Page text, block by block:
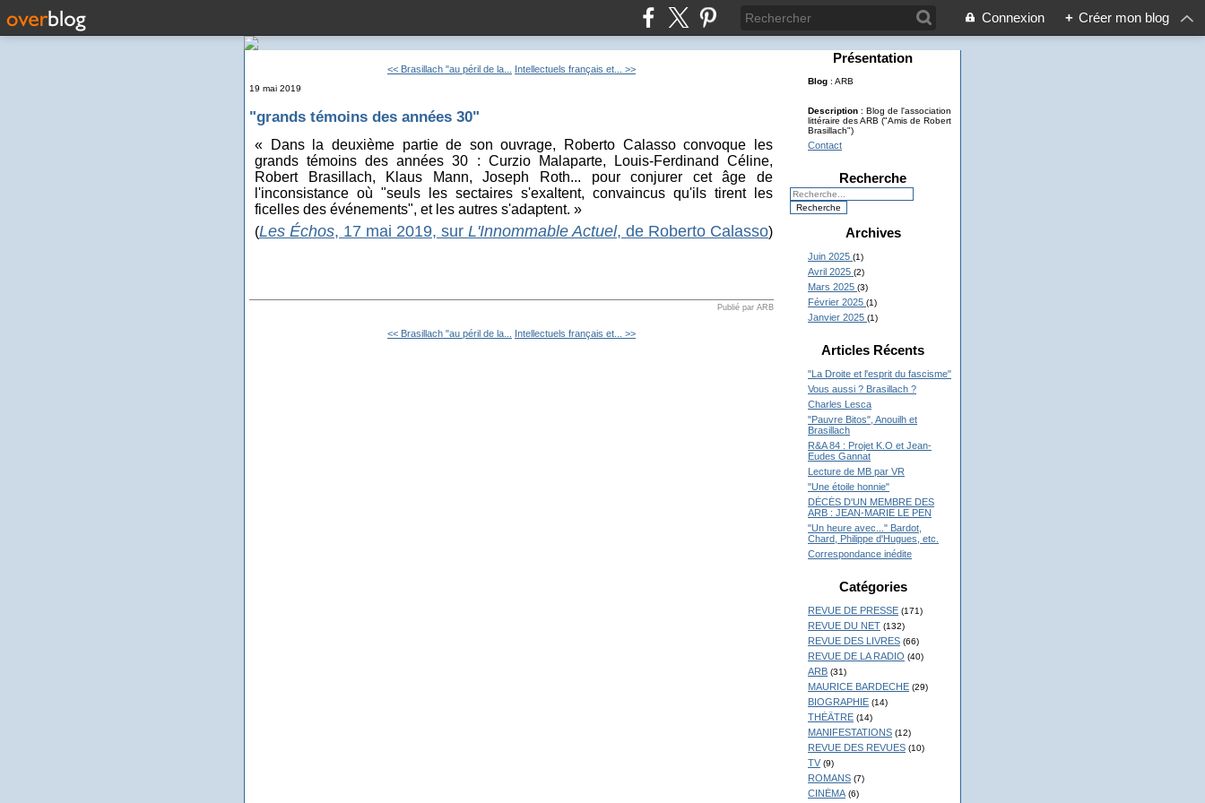
Connexion + Créer mon blog
<< Brasillach "au péril de la... Intellectuels français et... >>
19 mai 2019
"grands témoins des années 30"
« Dans la deuxième partie de son ouvrage, Roberto Calasso convoque les
grands témoins des années 30 : Curzio Malaparte, Louis-Ferdinand Céline,
Robert Brasillach, Klaus Mann, Joseph Roth... pour conjurer cet âge de
l'inconsistance où "seuls les sectaires s'exaltent, convaincus qu'ils tirent les
ficelles des événements", et les autres s'adaptent. »
(Les Échos, 17 mai 2019, sur L'Innommable Actuel, de Roberto Calasso)
Publié par ARB
<< Brasillach "au péril de la... Intellectuels français et... >>
Présentation
Blog : ARB
Description : Blog de l'association
littéraire des ARB ("Amis de Robert
Brasillach")
Contact
Recherche
Archives
Juin 2025 (1)
Avril 2025 (2)
Mars 2025 (3)
Février 2025 (1)
Janvier 2025 (1)
Articles Récents
"La Droite et l'esprit du fascisme"
Vous aussi ? Brasillach ?
Charles Lesca
"Pauvre Bitos", Anouilh et
Brasillach
R&A 84 : Projet K.O et Jean-
Eudes Gannat
Lecture de MB par VR
"Une étoile honnie"
DÉCÉS D'UN MEMBRE DES
ARB : JEAN-MARIE LE PEN
"Un heure avec..." Bardot,
Chard, Philippe d'Hugues, etc.
Correspondance inédite
Catégories
REVUE DE PRESSE (171)
REVUE DU NET (132)
REVUE DES LIVRES (66)
REVUE DE LA RADIO (40)
ARB (31)
MAURICE BARDECHE (29)
BIOGRAPHIE (14)
THÉÂTRE (14)
MANIFESTATIONS (12)
REVUE DES REVUES (10)
TV (9)
ROMANS (7)
CINÉMA (6)